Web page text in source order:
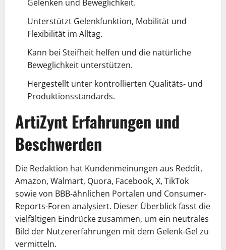
Gelenken und Beweglichkeit.
Unterstützt Gelenkfunktion, Mobilität und
Flexibilität im Alltag.
Kann bei Steifheit helfen und die natürliche
Beweglichkeit unterstützen.
Hergestellt unter kontrollierten Qualitäts- und
Produktionsstandards.
ArtiZynt Erfahrungen und
Beschwerden
Die Redaktion hat Kundenmeinungen aus Reddit,
Amazon, Walmart, Quora, Facebook, X, TikTok
sowie von BBB-ähnlichen Portalen und Consumer-
Reports-Foren analysiert. Dieser Überblick fasst die
vielfältigen Eindrücke zusammen, um ein neutrales
Bild der Nutzererfahrungen mit dem Gelenk-Gel zu
vermitteln.